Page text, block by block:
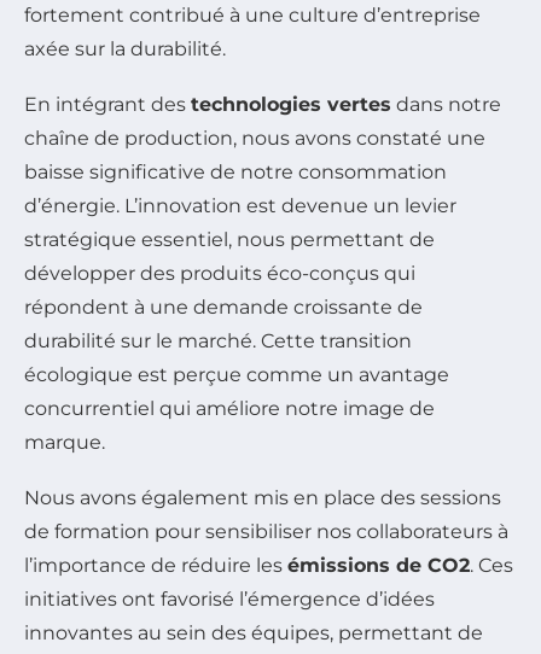
fortement contribué à une culture d’entreprise
axée sur la durabilité.
En intégrant des technologies vertes dans notre
chaîne de production, nous avons constaté une
baisse significative de notre consommation
d’énergie. L’innovation est devenue un levier
stratégique essentiel, nous permettant de
développer des produits éco-conçus qui
répondent à une demande croissante de
durabilité sur le marché. Cette transition
écologique est perçue comme un avantage
concurrentiel qui améliore notre image de
marque.
Nous avons également mis en place des sessions
de formation pour sensibiliser nos collaborateurs à
l’importance de réduire les émissions de CO2. Ces
initiatives ont favorisé l’émergence d’idées
innovantes au sein des équipes, permettant de